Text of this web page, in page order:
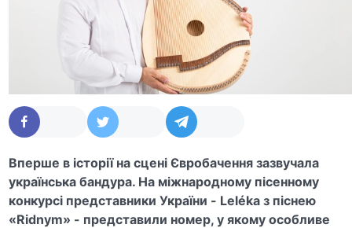
Вперше в історії на сцені Євробачення зазвучала
українська бандура. На міжнародному пісенному
конкурсі представники України - Leléka з піснею
«Ridnym» - представили номер, у якому особливе